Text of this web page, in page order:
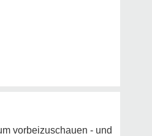
vorbeizuschauen - und